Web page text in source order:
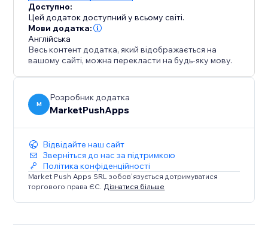
Доступно:
Цей додаток доступний у всьому світі.
Мови додатка:
Англійська
Весь контент додатка, який відображається на
вашому сайті, можна перекласти на будь-яку мову.
M
Розробник додатка
MarketPushApps
Відвідайте наш сайт
Зверніться до нас за підтримкою
Політика конфіденційності
Market Push Apps SRL зобов’язується дотримуватися
торгового права ЄС. Дізнатися більше